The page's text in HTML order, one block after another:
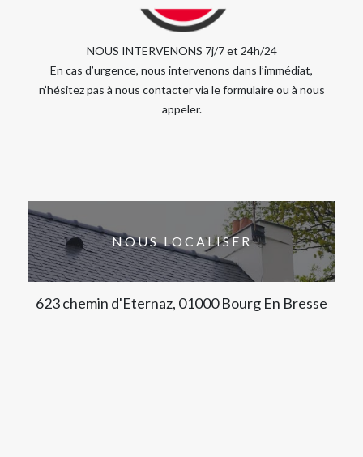
NOUS INTERVENONS 7j/7 et 24h/24
En cas d’urgence, nous intervenons dans l’immédiat,
n’hésitez pas à nous contacter via le formulaire ou à nous
appeler.
NOUS LOCALISER
623 chemin d'Eternaz, 01000 Bourg En Bresse